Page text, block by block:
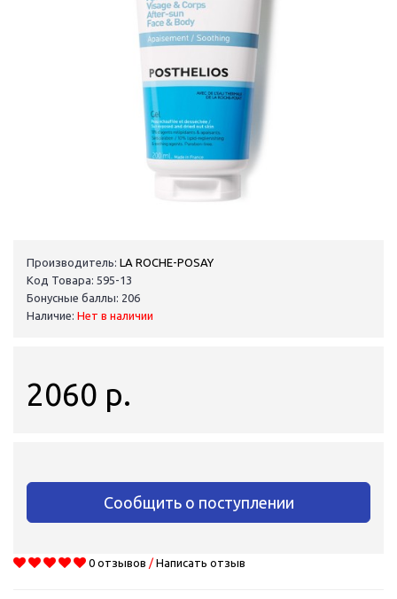
Производитель: LA ROCHE-POSAY
Код Товара: 595-13
Бонусные баллы: 206
Наличие: Нет в наличии
2060 р.
Сообщить о поступлении
0 отзывов / Написать отзыв